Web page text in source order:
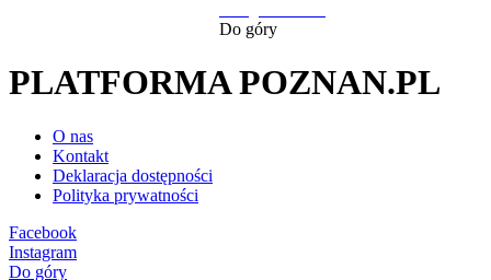
Do góry
PLATFORMA POZNAN.PL
O nas
Kontakt
Deklaracja dostępności
Polityka prywatności
Facebook
Instagram
Do góry